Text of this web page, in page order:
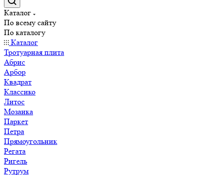
Каталог
По всему сайту
По каталогу
Каталог
Тротуарная плита
Абрис
Арбор
Квадрат
Классико
Литос
Мозаика
Паркет
Петра
Прямоугольник
Регата
Ригель
Рутрум